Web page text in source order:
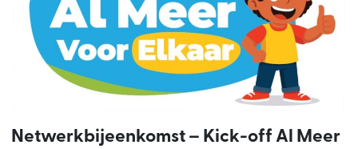
Netwerkbijeenkomst – Kick-off Al Meer